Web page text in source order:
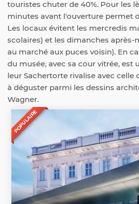
touristes chuter de 40%. Pour les
minutes avant l'ouverture permet
Les locaux évitent les mercredis
scolaires) et les dimanches après-
au marché aux puces voisin). En
du musée, avec sa cour vitrée, est
leur Sachertorte rivalise avec celle
à déguster parmi les dessins
Wagner.
POPULAIRE